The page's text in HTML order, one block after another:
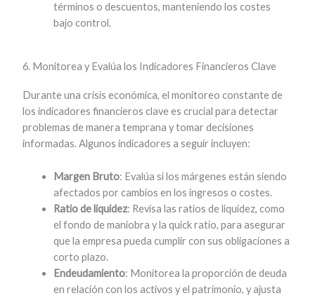
términos o descuentos, manteniendo los costes
bajo control.
6. Monitorea y Evalúa los Indicadores Financieros Clave
Durante una crisis económica, el monitoreo constante de
los indicadores financieros clave es crucial para detectar
problemas de manera temprana y tomar decisiones
informadas. Algunos indicadores a seguir incluyen:
Margen Bruto: Evalúa si los márgenes están siendo
afectados por cambios en los ingresos o costes.
Ratio de liquidez: Revisa las ratios de liquidez, como
el fondo de maniobra y la quick ratio, para asegurar
que la empresa pueda cumplir con sus obligaciones a
corto plazo.
Endeudamiento: Monitorea la proporción de deuda
en relación con los activos y el patrimonio, y ajusta